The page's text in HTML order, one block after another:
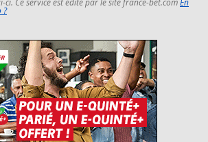
ci. Ce service est édité par le site france-bet.comEn
?